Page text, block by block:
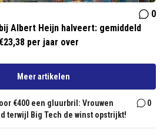
0
Albert Heijn halveert: gemiddeld
per jaar over
Meer artikelen
€400 een gluurbril: Vrouwen
terwijl Big Tech de winst opstrijkt!
0